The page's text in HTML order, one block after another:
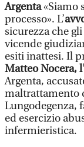
Argenta«Siamo
processo». L’
sicurezza che
vicende
esiti inattesi. Il
Matteo Nocera,
Argenta,
maltrattamento
Lungodegenza,
ed esercizio
infermieristica.